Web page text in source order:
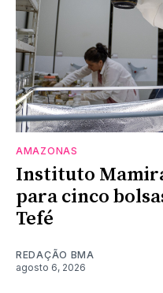
AMAZONAS
Instituto
para cinco
Tefé
REDAÇÃO BMA
agosto 6, 2026